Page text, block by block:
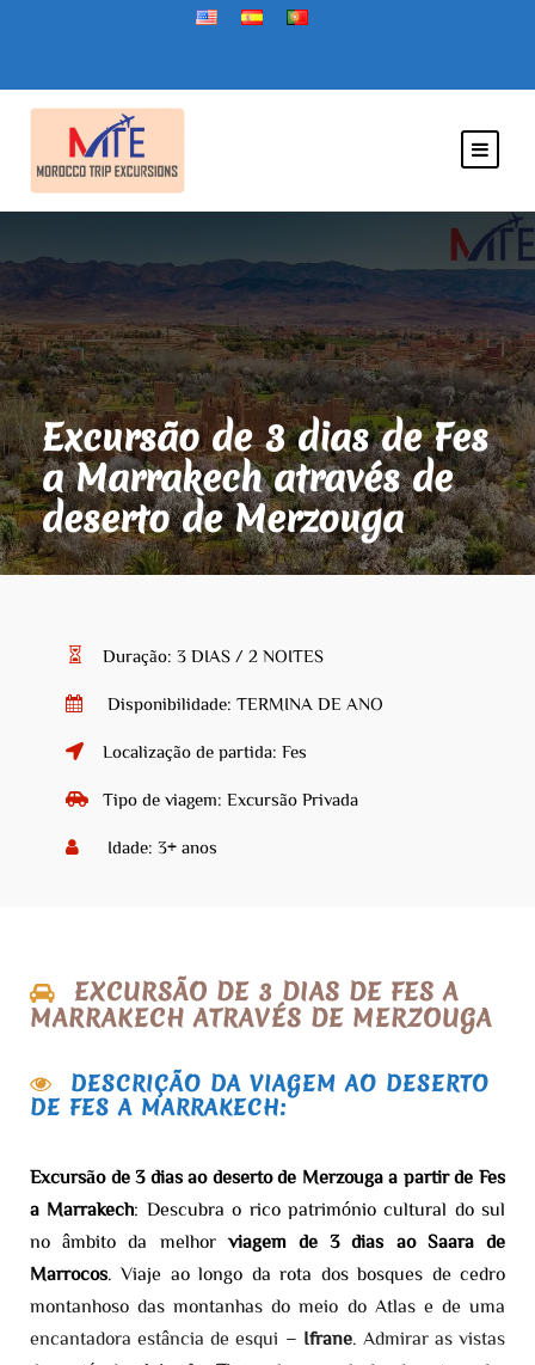
Excursão de 3 dias de Fes
a Marrakech através de
deserto de Merzouga
Duração: 3 DIAS / 2 NOITES
Disponibilidade: TERMINA DE ANO
Localização de partida: Fes
Tipo de viagem: Excursão Privada
Idade: 3+ anos
EXCURSÃO DE 3 DIAS DE FES A
MARRAKECH ATRAVÉS DE MERZOUGA
DESCRIÇÃO DA VIAGEM AO DESERTO
DE FES A MARRAKECH:
Excursão de 3 dias ao deserto de Merzouga a partir de Fes
a Marrakech: Descubra o rico património cultural do sul
no âmbito da melhor viagem de 3 dias ao Saara de
Marrocos . Viaje ao longo da rota dos bosques de cedro
montanhoso das montanhas do meio do Atlas e de uma
encantadora estância de esqui – Ifrane. Admirar as vistas